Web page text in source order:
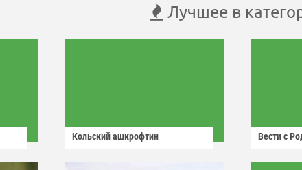
Лучшее в
Кольский ашкрофтин Вести с